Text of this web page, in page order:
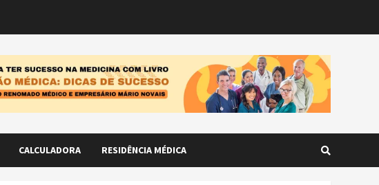
CALCULADORA RESIDÊNCIA MÉDICA